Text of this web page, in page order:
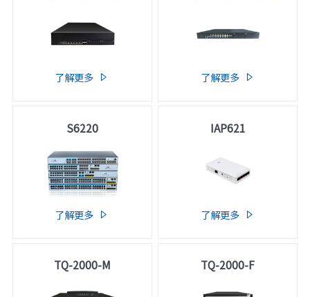
了解更多  了解更多 
S6220
了解更多 
IAP621
了解更多 
TQ-2000-M TQ-2000-F